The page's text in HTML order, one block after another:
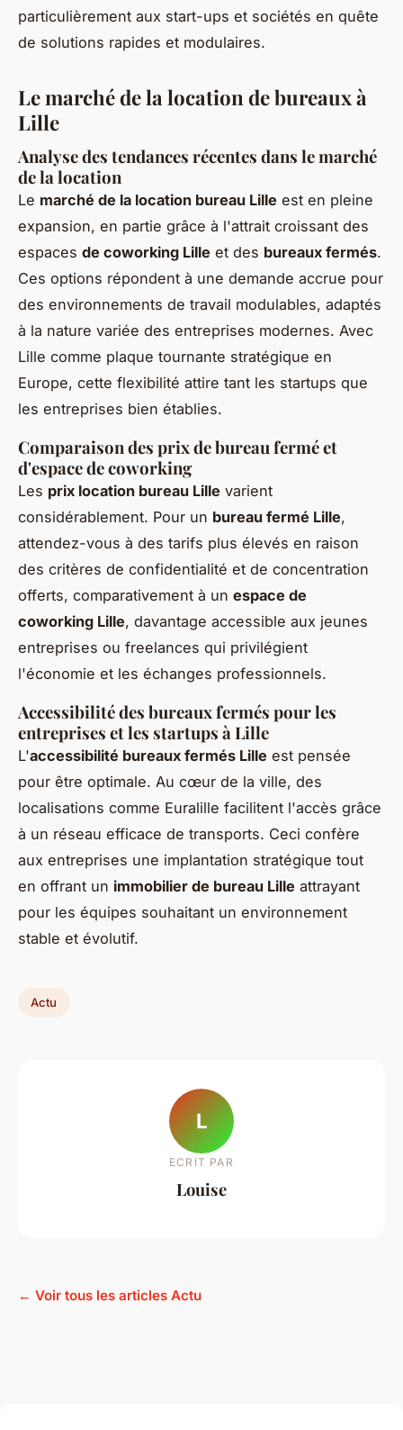
particulièrement aux start-ups et sociétés en quête
de solutions rapides et modulaires.
Le marché de la location de bureaux à
Lille
Analyse des tendances récentes dans le marché
de la location
Le marché de la location bureau Lille est en pleine
expansion, en partie grâce à l'attrait croissant des
espaces de coworking Lille et des bureaux fermés.
Ces options répondent à une demande accrue pour
des environnements de travail modulables, adaptés
à la nature variée des entreprises modernes. Avec
Lille comme plaque tournante stratégique en
Europe, cette flexibilité attire tant les startups que
les entreprises bien établies.
Comparaison des prix de bureau fermé et
d'espace de coworking
Les prix location bureau Lille varient
considérablement. Pour un bureau fermé Lille,
attendez-vous à des tarifs plus élevés en raison
des critères de confidentialité et de concentration
offerts, comparativement à un espace de
coworking Lille, davantage accessible aux jeunes
entreprises ou freelances qui privilégient
l'économie et les échanges professionnels.
Accessibilité des bureaux fermés pour les
entreprises et les startups à Lille
L'accessibilité bureaux fermés Lille est pensée
pour être optimale. Au cœur de la ville, des
localisations comme Euralille facilitent l'accès grâce
à un réseau efficace de transports. Ceci confère
aux entreprises une implantation stratégique tout
en offrant un immobilier de bureau Lille attrayant
pour les équipes souhaitant un environnement
stable et évolutif.
Actu
L
ECRIT PAR
Louise
← Voir tous les articles Actu